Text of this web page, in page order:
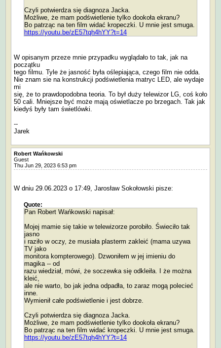
Czyli potwierdza się diagnoza Jacka.
Możliwe, że mam podświetlenie tylko dookoła ekranu?
Bo patrząc na ten film widać kropeczki. U mnie jest smuga.
https://youtu.be/zE57tqh4hYY?t=14
W opisanym przeze mnie przypadku wyglądało to tak, jak na
początku
tego filmu. Tyle że jasność była oślepiająca, czego film nie odda.
Nie znam sie na konstrukcji podświetlenia matryc LED, ale wydaje
mi
się, że to prawdopodobna teoria. To był duży telewizor LG, coś koło
50 cali. Mniejsze być może mają oświetlacze po brzegach. Tak jak
kiedyś były tam świetlówki.
--
Jarek
Robert Wańkowski
Guest
Thu Jun 29, 2023 6:53 pm
W dniu 29.06.2023 o 17:49, Jarosław Sokołowski pisze:
Quote:
Pan Robert Wańkowski napisał:
Mojej mamie się takie w telewizorze porobiło. Świeciło tak
jasno
i raziło w oczy, że musiała plasterm zakleić (mama uzywa
TV jako
monitora kompterowego). Dzwoniłem w jej imieniu do
magika -- od
razu wiedział, mówi, że soczewka się odkleiła. I że można
kleić,
ale nie warto, bo jak jedna odpadła, to zaraz mogą polecieć
inne.
Wymienił całe podświetlenie i jest dobrze.
Czyli potwierdza się diagnoza Jacka.
Możliwe, że mam podświetlenie tylko dookoła ekranu?
Bo patrząc na ten film widać kropeczki. U mnie jest smuga.
https://youtu.be/zE57tqh4hYY?t=14